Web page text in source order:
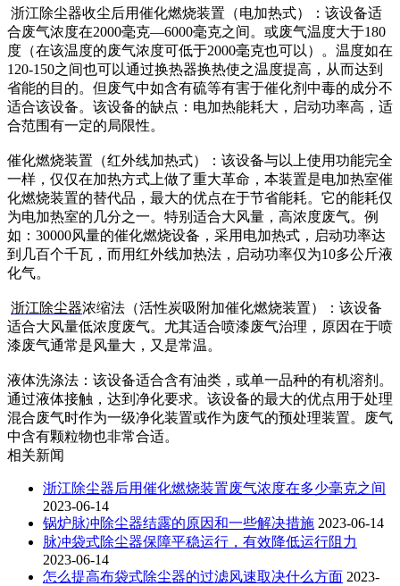
浙江除尘器收尘后用催化燃烧装置（电加热式）：该设备适
合废气浓度在2000毫克—6000毫克之间。或废气温度大于180
度（在该温度的废气浓度可低于2000毫克也可以）。温度如在
120-150之间也可以通过换热器换热使之温度提高，从而达到
省能的目的。但废气中如含有硫等有害于催化剂中毒的成分不
适合该设备。该设备的缺点：电加热能耗大，启动功率高，适
合范围有一定的局限性。
催化燃烧装置（红外线加热式）：该设备与以上使用功能完全
一样，仅仅在加热方式上做了重大革命，本装置是电加热室催
化燃烧装置的替代品，最大的优点在于节省能耗。它的能耗仅
为电加热室的几分之一。特别适合大风量，高浓度废气。例
如：30000风量的催化燃烧设备，采用电加热式，启动功率达
到几百个千瓦，而用红外线加热法，启动功率仅为10多公斤液
化气。
浙江除尘器浓缩法（活性炭吸附加催化燃烧装置）：该设备
适合大风量低浓度废气。尤其适合喷漆废气治理，原因在于喷
漆废气通常是风量大，又是常温。
液体洗涤法：该设备适合含有油类，或单一品种的有机溶剂。
通过液体接触，达到净化要求。该设备的最大的优点用于处理
混合废气时作为一级净化装置或作为废气的预处理装置。废气
中含有颗粒物也非常合适。
相关新闻
浙江除尘器后用催化燃烧装置废气浓度在多少毫克之间
2023-06-14
锅炉脉冲除尘器结露的原因和一些解决措施 2023-06-14
脉冲袋式除尘器保障平稳运行，有效降低运行阻力
2023-06-14
怎么提高布袋式除尘器的过滤风速取决什么方面 2023-